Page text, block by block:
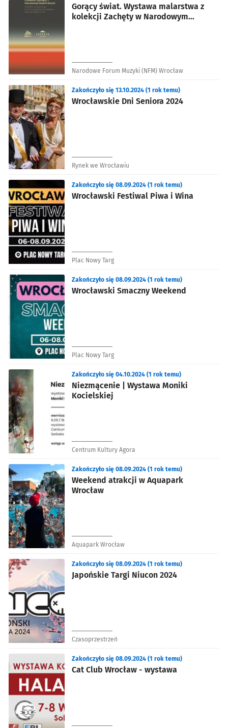
Gorący świat. Wystawa malarstwa z
kolekcji Zachęty w Narodowym
Narodowe Forum Muzyki (NFM) Wrocław
Wrocławskie Dni Seniora 2024
Zakończyło się 13.10.2024 (1 rok temu)
Rynek we Wrocławiu
Wrocławski Festiwal Piwa i Wina
Zakończyło się 08.09.2024 (1 rok temu)
Plac Nowy Targ
Wrocławski Smaczny Weekend
Zakończyło się 08.09.2024 (1 rok temu)
Plac Nowy Targ
Niezmącenie | Wystawa Moniki
Kocielskiej
Zakończyło się 04.10.2024 (1 rok temu)
Centrum Kultury Agora
Weekend atrakcji w Aquapark
Wrocław
Zakończyło się 08.09.2024 (1 rok temu)
Aquapark Wrocław
Japońskie Targi Niucon 2024
Zakończyło się 08.09.2024 (1 rok temu)
Czasoprzestrzeń
Cat Club Wrocław - wystawa
Zakończyło się 08.09.2024 (1 rok temu)